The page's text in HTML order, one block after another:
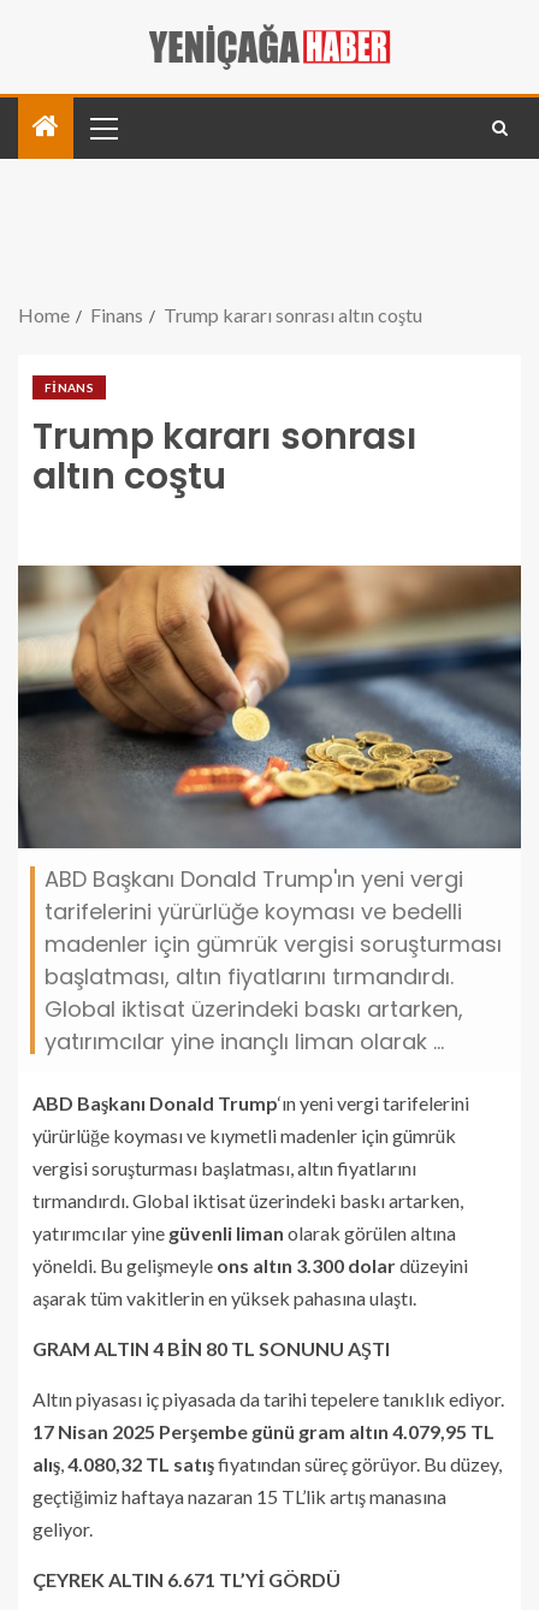
Home Finans Trump kararı sonrası altın coştu
FINANS
Trump kararı sonrası
altın coştu
ABD Başkanı Donald Trump'ın yeni vergi
tarifelerini yürürlüğe koyması ve bedelli
madenler için gümrük vergisi soruşturması
başlatması, altın fiyatlarını tırmandırdı.
Global iktisat üzerindeki baskı artarken,
yatırımcılar yine inançlı liman olarak ...
ABD Başkanı Donald Trump‘ın yeni vergi tarifelerini
yürürlüğe koyması ve kıymetli madenler için gümrük
vergisi soruşturması başlatması, altın fiyatlarını
tırmandırdı. Global iktisat üzerindeki baskı artarken,
yatırımcılar yine güvenli liman olarak görülen altına
yöneldi. Bu gelişmeyle ons altın 3.300 dolardüzeyini
aşarak tüm vakitlerin en yüksek pahasına ulaştı.
GRAM ALTIN 4 BİN 80 TL SONUNU AŞTI
Altın piyasası iç piyasada da tarihi tepelere tanıklık ediyor.
17 Nisan 2025 Perşembe günü gram altın 4.079,95 TL
alış,4.080,32 TL satışfiyatından süreç görüyor. Bu düzey,
geçtiğimiz haftaya nazaran 15 TL’lik artış manasına
geliyor.
ÇEYREK ALTIN 6.671 TL’Yİ GÖRDÜ